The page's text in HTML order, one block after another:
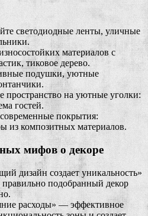
светодиодные ленты, уличные
материалов с
тиковое дерево.
подушки, уютные
пространство на уютные уголки:
гостей.
покрытия:
из композитных материалов.
мифов о декоре
дизайн создает уникальность»
подобранный декор
расходы» — эффективное